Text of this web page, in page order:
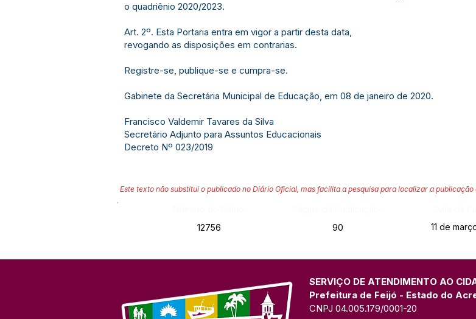
o quadriênio 2020/2023.
Art. 2º. Esta Portaria entra em vigor a partir desta data,
revogando as disposições em contrarias.
Registre-se, publique-se e cumpra-se.
Gabinete da Secretária Municipal de Educação, em 08 de janeiro de 2020.
Francisco Valdemir Tavares da Silva
Secretário Adjunto para Assuntos Educacionais
Decreto Nº 023/2019
Este texto não substitui o publicado no Diário Oficial, mas facilita a pesquisa para localizar a publicação
12756
90 11 de
SERVIÇO DE ATENDIMENTO AO
Prefeitura de Feijó - Estado do
CNPJ 04.005.179/0001-20